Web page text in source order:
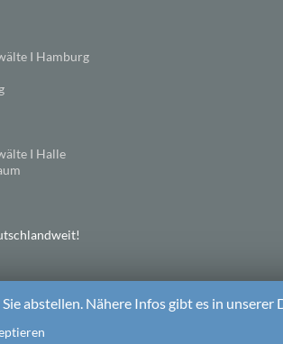
I Hamburg
I Halle
abstellen. Nähere Infos gibt es in